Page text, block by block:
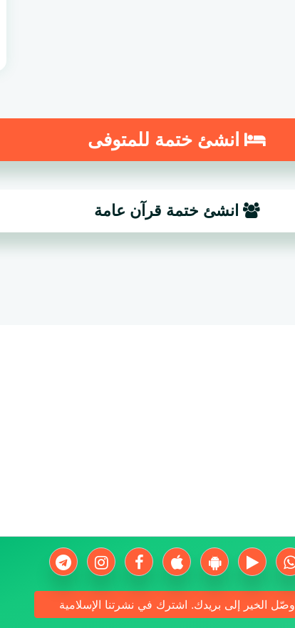
وصّل الخير إلى بريدك. اشترك في نشرتنا الإسلامية